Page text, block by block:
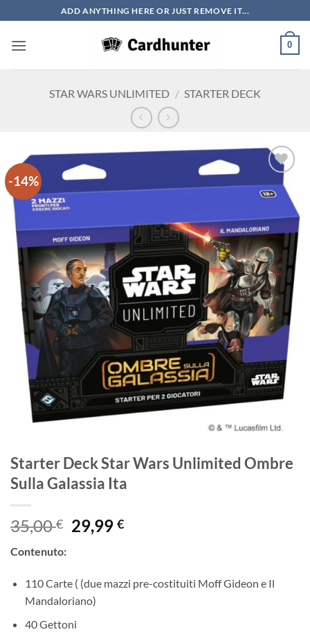
ai
contenuti
ADD ANYTHING HERE OR JUST REMOVE IT...
0
STAR WARS UNLIMITED / STARTER DECK
-14%
Aggiungi
alla lista
desideri
Starter Deck Star Wars Unlimited Ombre
Sulla Galassia Ita
35,00€ Il
prezzo
era:
35,00 €.
29,99€Il
è:
29,99 €.
Contenuto:
110 Carte ( (due mazzi pre-costituiti Moff Gideon e Il
Mandaloriano)
40 Gettoni